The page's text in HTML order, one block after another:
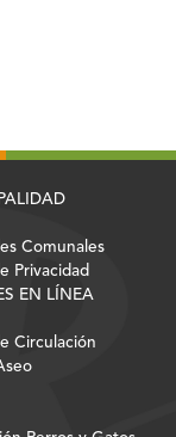
Comunales
Privacidad
EN LÍNEA
Circulación